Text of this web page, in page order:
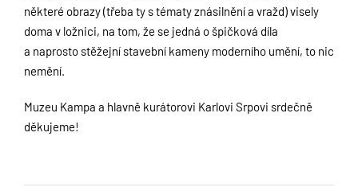
některé obrazy (třeba ty s tématy znásilnění a vražd) visely
doma v ložnici, na tom, že se jedná o špičková díla
a naprosto stěžejní stavební kameny moderního umění, to nic
nemění.
Muzeu Kampa a hlavně kurátorovi Karlovi Srpovi srdečně
děkujeme!